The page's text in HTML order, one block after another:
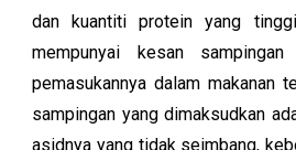
dan kuantiti protein yang
mempunyai kesan sampingan
pemasukannya dalam makanan
sampingan yang dimaksudkan
asidnya yang tidak seimbang,